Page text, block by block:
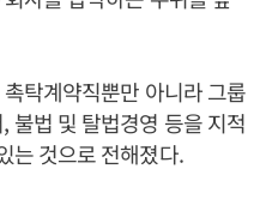
탁계약직뿐만 아니라 그룹
불법 및 탈법경영 등을 지적
는 것으로 전해졌다.